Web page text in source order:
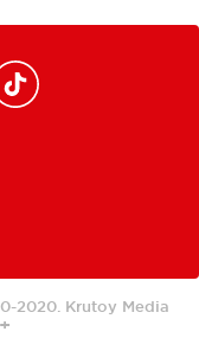
2020. Krutoy Media